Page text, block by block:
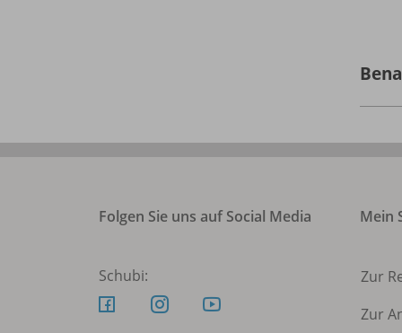
Folgen Sie uns auf Social Media
Schubi:
Mein
Zur
Zur